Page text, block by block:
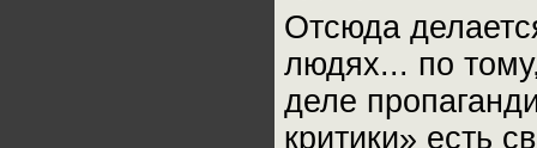
Отсюда
людях... по
деле
критики» есть